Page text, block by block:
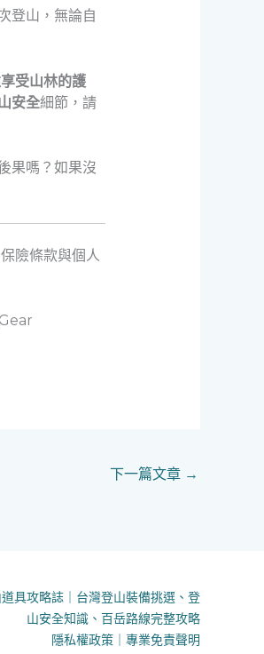
登山，無論自
受山林的護
安全細節，請
果嗎？如果沒
險條款與個人
下一篇文章 →
具攻略誌｜台灣登山裝備挑選、登
山安全知識、百岳路線完整攻略
隱私權政策｜ 專業免責聲明